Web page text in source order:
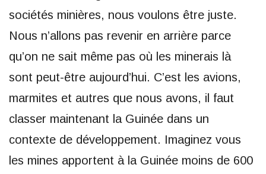
sociétés minières, nous voulons être juste.
Nous n’allons pas revenir en arrière parce
qu’on ne sait même pas où les minerais là
sont peut-être aujourd’hui. C’est les avions,
marmites et autres que nous avons, il faut
classer maintenant la Guinée dans un
contexte de développement. Imaginez vous
les mines apportent à la Guinée moins de 600